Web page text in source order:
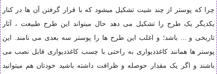
چرا که پوستر از چند شیت تشکیل میشود که با قرار گرفتن آن ها در کنار
یکدیگر یک طرح را تشکیل می دهد حال میتواند این طرح طبیعت ، آثار
تاریخی و ... باشد؛ و اغلب این طرح ها را پوستر سه بعدی می نامند. این
پوستر ها همانند کاغذدیواری به راحتی با چسب کاغذدیواری قابل نصب می
باشند و اگر یک مقدار حوصله و ظرافت داشته باشید خودتان هم میتوانید